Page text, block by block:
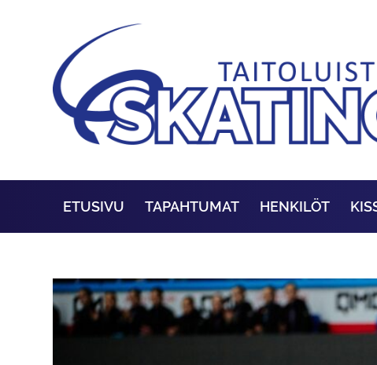
ETUSIVU TAPAHTUMAT HENKILÖT